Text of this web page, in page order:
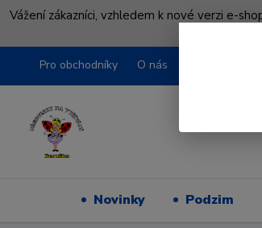
Vážení zákazníci, vzhledem k nové verzi e-
Pro obchodníky O nás
Novinky Podzim